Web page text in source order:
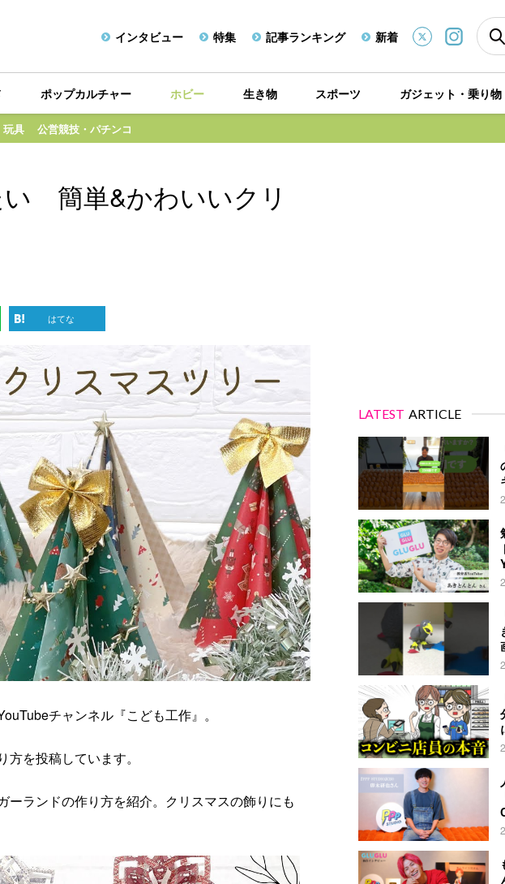
インタビュー 特集 記事ランキング 新着
ポップカルチャー ホビー
玩具 公営競技・パチンコ
生き物 スポーツ ガジェット・乗り物
簡単&かわいいクリ
はてな
チャンネル『こども工作』。
を投稿しています。
ランドの作り方を紹介。クリスマスの飾りにも
LATEST ARTICLE